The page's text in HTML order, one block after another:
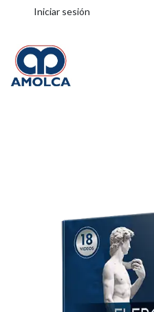
Iniciar sesión